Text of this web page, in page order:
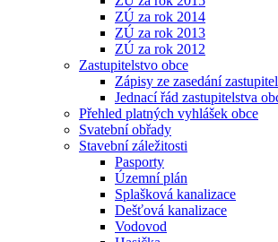
ZÚ za rok 2014
ZÚ za rok 2013
ZÚ za rok 2012
Zastupitelstvo obce
Zápisy ze zasedání
Jednací řád zastupitelstva
Přehled platných vyhlášek obce
Svatební obřady
Stavební záležitosti
Pasporty
Územní plán
Splašková kanalizace
Dešťová kanalizace
Vodovod